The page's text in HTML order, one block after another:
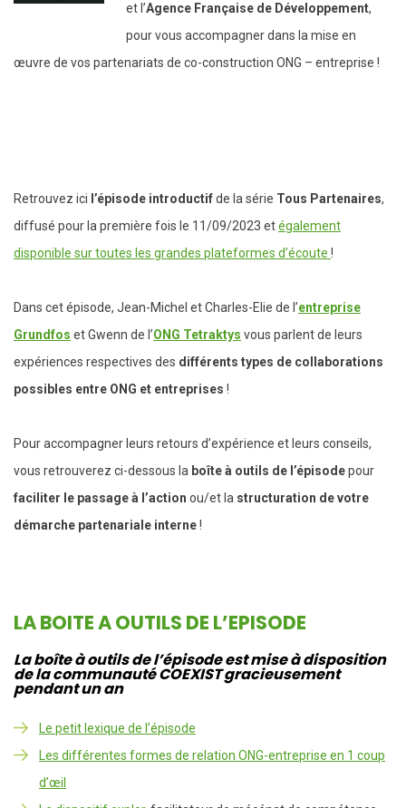
et l’Agence Française de Développement,
pour vous accompagner dans la mise en
œuvre de vos partenariats de co-construction ONG – entreprise !
Retrouvez ici l’épisode introductifde la série Tous Partenaires,
diffusé pour la première fois le 11/09/2023 etégalement
disponible sur toutes les grandes plateformes d’écoute !
Dans cet épisode, Jean-Michel et Charles-Elie de l’entreprise
Grundfos et Gwenn de l’ONG Tetraktys vous parlent de leurs
expériences respectives des différents types de collaborations
possibles entre ONG et entreprises !
Pour accompagner leurs retours d’expérience et leurs conseils,
vous retrouverez ci-dessous la boîte à outils de l’épisodepour
faciliter le passage à l’action ou/et la structuration de votre
démarche partenariale interne!
LA BOITE A OUTILS DE L’EPISODE
La boîte à outils de l’épisode est mise à disposition
de la communauté COEXIST gracieusement
pendant un an
Le petit lexique de l’épisode
Les différentes formes de relation ONG-entreprise en 1 coup
d’œil